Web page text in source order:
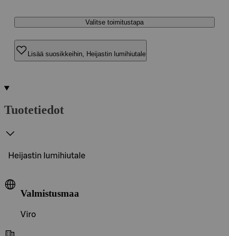
Valitse toimitustapa
Lisää suosikkeihin, Heijastin lumihiutale
Tuotetiedot
Heijastin lumihiutale
Valmistusmaa
Viro